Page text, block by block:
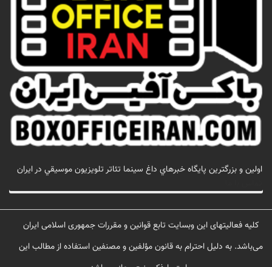
اولين و بزرگترين پايگاه خبرهاي داغ سينما تئاتر تلويزيون موسيقي در ايران
کلیه فعالیتهای این وبسایت تابع قوانین و مقررات جمهوری اسلامی ایران
می‌باشد. به دلیل احترام به قانون مؤلفین و مصنفین استفاده از مطالب این